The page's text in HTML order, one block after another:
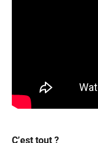
C’est tout ?